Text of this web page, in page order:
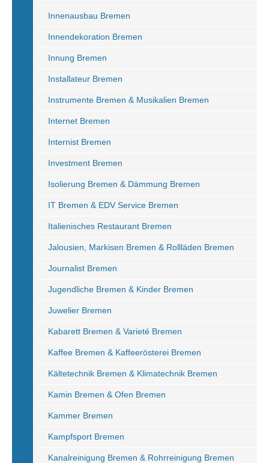
Innenausbau Bremen
Innendekoration Bremen
Innung Bremen
Installateur Bremen
Instrumente Bremen & Musikalien Bremen
Internet Bremen
Internist Bremen
Investment Bremen
Isolierung Bremen & Dämmung Bremen
IT Bremen & EDV Service Bremen
Italienisches Restaurant Bremen
Jalousien, Markisen Bremen & Rollläden Bremen
Journalist Bremen
Jugendliche Bremen & Kinder Bremen
Juwelier Bremen
Kabarett Bremen & Varieté Bremen
Kaffee Bremen & Kaffeerösterei Bremen
Kältetechnik Bremen & Klimatechnik Bremen
Kamin Bremen & Ofen Bremen
Kammer Bremen
Kampfsport Bremen
Kanalreinigung Bremen & Rohrreinigung Bremen